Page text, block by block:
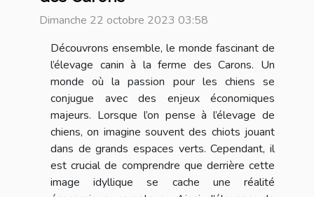
Dimanche 22 octobre 2023 03:58
Découvrons ensemble, le monde fascinant de
l’élevage canin à la ferme des Carons. Un
monde où la passion pour les chiens se
conjugue avec des enjeux économiques
majeurs. Lorsque l’on pense à l’élevage de
chiens, on imagine souvent des chiots jouant
dans de grands espaces verts. Cependant, il
est crucial de comprendre que derrière cette
image idyllique se cache une réalité